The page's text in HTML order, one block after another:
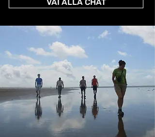
VAI ALLA CHAT